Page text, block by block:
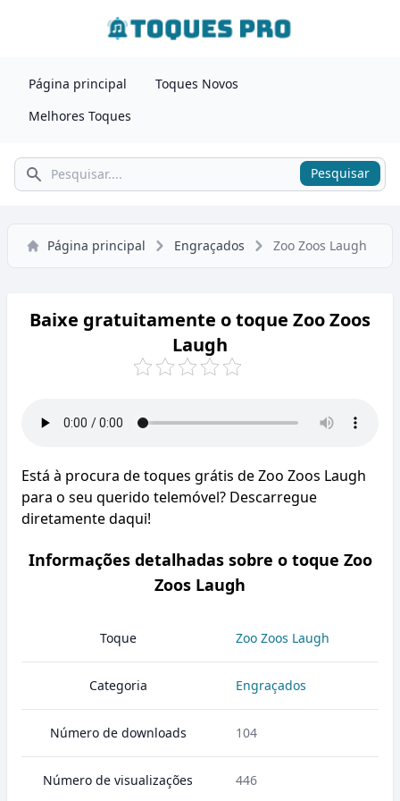
Página principal
Toques Novos
Melhores Toques
Pesquisar Pesquisar
Página principal Engraçados Zoo Zoos Laugh
Baixe gratuitamente o toque Zoo Zoos
Laugh
Está à procura de toques grátis de Zoo Zoos Laugh
para o seu querido telemóvel? Descarregue
diretamente daqui!
Informações detalhadas sobre o toque Zoo
Zoos Laugh
Toque Zoo Zoos Laugh
Categoria Engraçados
Número de downloads 104
Número de visualizações 446